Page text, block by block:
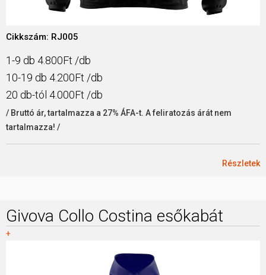
Cikkszám: RJ005
1-9 db 4.800Ft /db
10-19 db 4.200Ft /db
20 db-tól 4.000Ft /db
/ Bruttó ár, tartalmazza a 27% ÁFA-t. A feliratozás árát nem
tartalmazza! /
Részletek
Givova Collo Costina esőkabát
+